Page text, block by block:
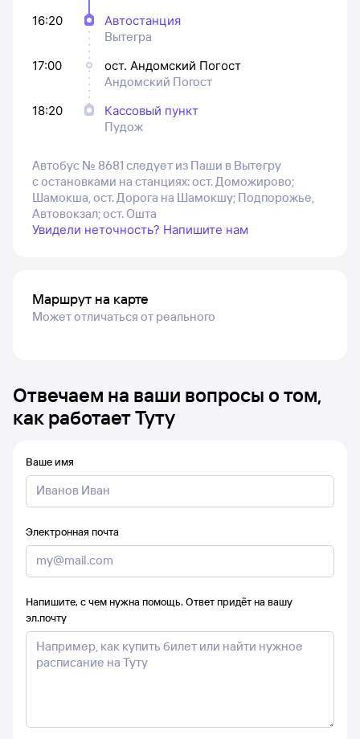
16:20
Автостанция
Вытегра
17:00
ост. Андомский Погост
Андомский Погост
18:20
Кассовый пункт
Пудож
Автобус № 8681 следует из Паши в Вытегру
с остановками на станциях: ост. Доможирово;
Шамокша, ост. Дорога на Шамокшу; Подпорожье,
Автовокзал; ост. Ошта
Увидели неточность? Напишите нам
Маршрут на карте
Может отличаться от реального
Отвечаем на ваши вопросы о том,
как работает Туту
Ваше имя
Электронная почта
Напишите, с чем нужна помощь. Ответ придёт на вашу
эл.почту